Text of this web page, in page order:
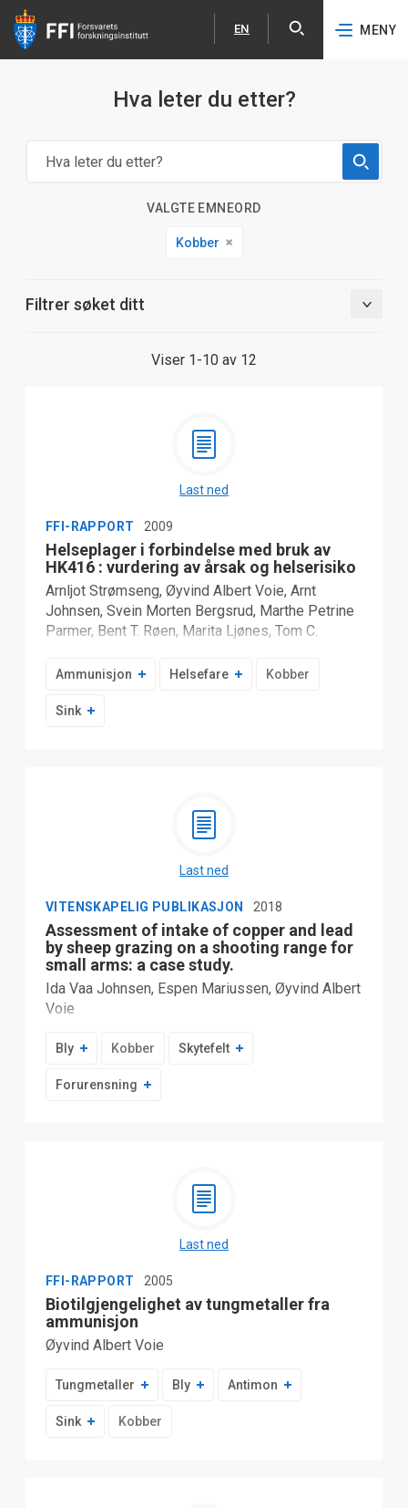
Hopp til hovedinnhold
EN
English MENY
Hva leter du etter?
VALGTE EMNEORD
Kobber
Filtrer søket ditt
Viser 1-10 av 12
Last ned
FFI-RAPPORT 2009
Helseplager i forbindelse med bruk av
HK416 : vurdering av årsak og helserisiko
Arnljot Strømseng, Øyvind Albert Voie, Arnt
Johnsen, Svein Morten Bergsrud, Marthe Petrine
Parmer, Bent T. Røen, Marita Ljønes, Tom C.
Ammunisjon Helsefare Kobber
Sink
Last ned
VITENSKAPELIG PUBLIKASJON 2018
Assessment of intake of copper and lead
by sheep grazing on a shooting range for
small arms: a case study.
Ida Vaa Johnsen, Espen Mariussen, Øyvind Albert
Voie
Bly Kobber Skytefelt
Forurensning
Last ned
FFI-RAPPORT 2005
Biotilgjengelighet av tungmetaller fra
ammunisjon
Øyvind Albert Voie
Tungmetaller Bly Antimon
Sink Kobber